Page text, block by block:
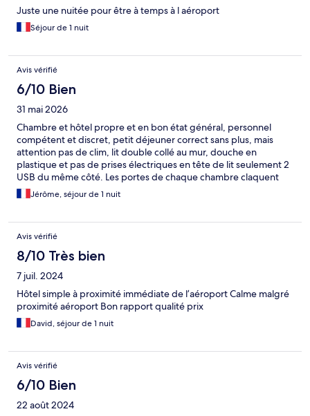
Juste une nuitée pour être à temps à l aéroport
Séjour de 1 nuit
Avis vérifié
6/10 Bien
31 mai 2026
Chambre et hôtel propre et en bon état général, personnel
compétent et discret, petit déjeuner correct sans plus, mais
attention pas de clim, lit double collé au mur, douche en
plastique et pas de prises électriques en tête de lit seulement 2
USB du même côté. Les portes de chaque chambre claquent
très fort systématiquement quand on veut les fermer donc à
partir de 4h du mat attendez vous à être réveillé par un concert
position est payant 10€ sinon il y a des navettes pour l'aéroport à
13€. Enfin le prix 134€ la nuit pour 2, excessif pour un "Budget"
et pour le service proposé.
Jérôme, séjour de 1 nuit
Avis vérifié
8/10 Très bien
7 juil. 2024
Hôtel simple à proximité immédiate de l’aéroport Calme malgré
proximité aéroport Bon rapport qualité prix
David, séjour de 1 nuit
Avis vérifié
6/10 Bien
22 août 2024